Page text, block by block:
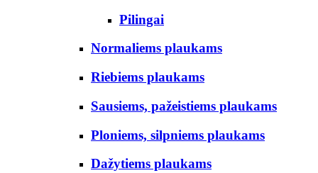
Pilingai
Normaliems plaukams
Riebiems plaukams
Sausiems, pažeistiems plaukams
Ploniems, silpniems plaukams
Dažytiems plaukams